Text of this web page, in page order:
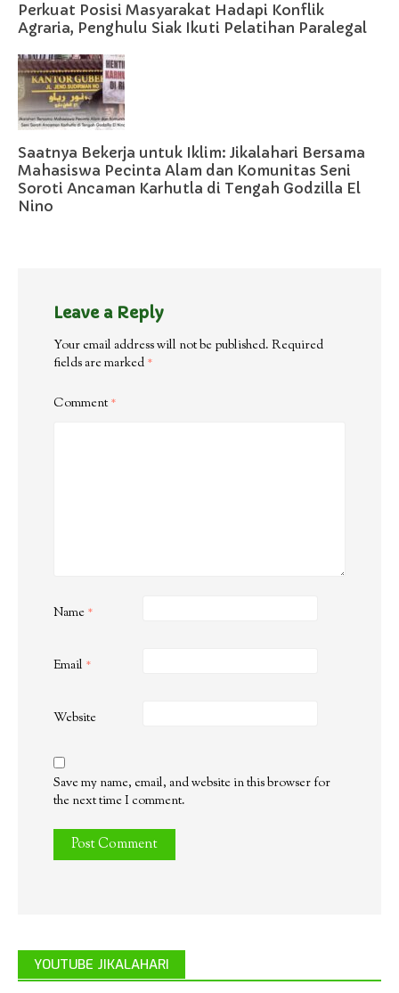
Perkuat Posisi Masyarakat Hadapi Konflik
Agraria, Penghulu Siak Ikuti Pelatihan Paralegal
Saatnya Bekerja untuk Iklim: Jikalahari Bersama
Mahasiswa Pecinta Alam dan Komunitas Seni
Soroti Ancaman Karhutla di Tengah Godzilla El
Nino
Leave a Reply
Your email address will not be published. Required
fields are marked *
Comment*
Name *
Email *
Website
Save my name, email, and website in this browser for
the next time I comment.
YOUTUBE JIKALAHARI